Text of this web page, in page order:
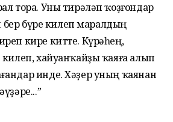
тора. Уны тирәләп ҡоҙғондар
бер бүре килеп маралдың
кире китте. Күрәһең,
хайуанҡайҙы ҡаяға алып
инде. Хәҙер уның ҡаянан